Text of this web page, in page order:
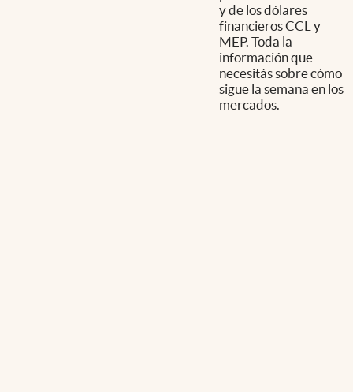
y de los dólares
financieros CCL y
MEP. Toda la
información que
necesitás sobre cómo
sigue la semana en los
mercados.